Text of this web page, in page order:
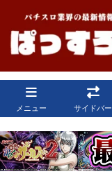
メニュー サイドバー